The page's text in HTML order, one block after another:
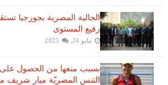
الجالية المصرية بجورجيا
رفيع المستوى
مايو 24, 2023
بسبب منعها من الحصول على
التنس​ المصريّة ​ميار شريف​